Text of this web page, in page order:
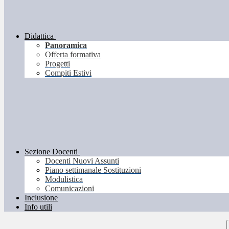
Didattica
Panoramica
Offerta formativa
Progetti
Compiti Estivi
Sezione Docenti
Docenti Nuovi Assunti
Piano settimanale Sostituzioni
Modulistica
Comunicazioni
Inclusione
Info utili